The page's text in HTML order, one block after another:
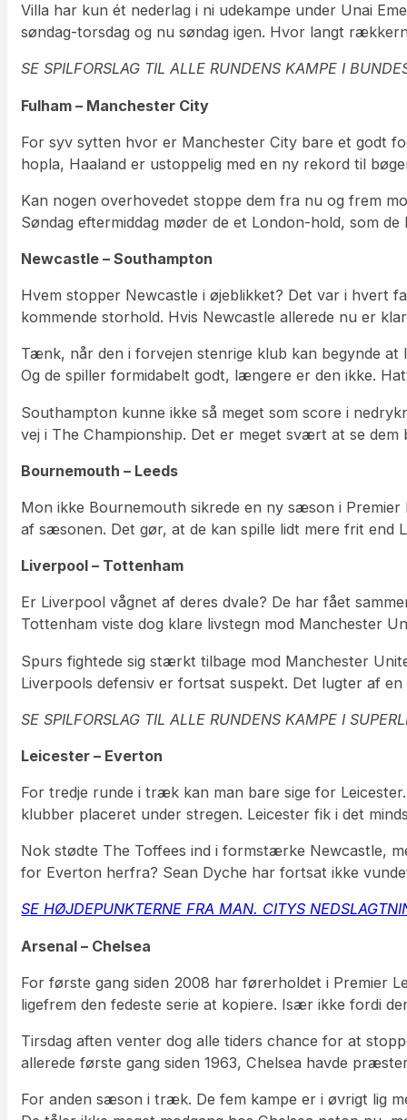
Villa har kun ét nederlag i ni udekampe under Unai
søndag-torsdag og nu søndag igen. Hvor langt
SE SPILFORSLAG TIL ALLE RUNDENS KAMPE I
Fulham – Manchester City
For syv sytten hvor er Manchester City bare et godt
hopla, Haaland er ustoppelig med en ny rekord til
Kan nogen overhovedet stoppe dem fra nu og frem
Søndag eftermiddag møder de et London-hold, som
Newcastle – Southampton
Hvem stopper Newcastle i øjeblikket? Det var i hvert
kommende storhold. Hvis Newcastle allerede nu er
Tænk, når den i forvejen stenrige klub kan begynde
Og de spiller formidabelt godt, længere er den ikke.
Southampton kunne ikke så meget som score i
vej i The Championship. Det er meget svært at se
Bournemouth – Leeds
Mon ikke Bournemouth sikrede en ny sæson i
af sæsonen. Det gør, at de kan spille lidt mere frit end
Liverpool – Tottenham
Er Liverpool vågnet af deres dvale? De har fået
Tottenham viste dog klare livstegn mod Manchester
Spurs fightede sig stærkt tilbage mod Manchester
Liverpools defensiv er fortsat suspekt. Det lugter af
SE SPILFORSLAG TIL ALLE RUNDENS KAMPE I
Leicester – Everton
For tredje runde i træk kan man bare sige for
klubber placeret under stregen. Leicester fik i det
Nok stødte The Toffees ind i formstærke Newcastle,
for Everton herfra? Sean Dyche har fortsat ikke
SE HØJDEPUNKTERNE FRA MAN. CITYS
Arsenal – Chelsea
For første gang siden 2008 har førerholdet i Premier
ligefrem den fedeste serie at kopiere. Især ikke fordi
Tirsdag aften venter dog alle tiders chance for at
allerede første gang siden 1963, Chelsea havde
For anden sæson i træk. De fem kampe er i øvrigt lig